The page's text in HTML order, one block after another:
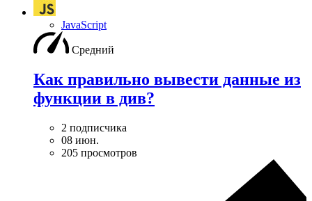
JavaScript
Средний
Как правильно вывести данные из
функции в див?
2 подписчика
08 июн.
205 просмотров